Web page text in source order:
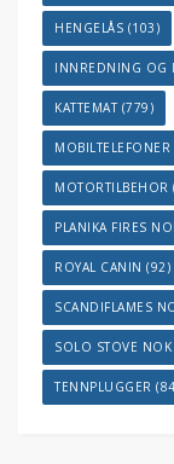
HENGELÅS (103)
INNREDNING OG
KATTEMAT(779)
MOBILTELEFONER
MOTORTILBEHOR
PLANIKA FIRES
ROYAL CANIN (92)
SCANDIFLAMES
SOLO STOVE NOK
TENNPLUGGER